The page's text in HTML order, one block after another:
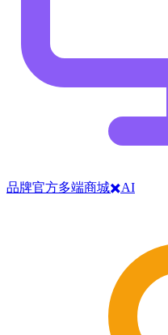
品牌官方多端商城✖️AI